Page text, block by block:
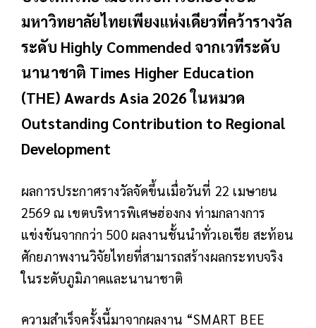
มหาวิทยาลัยไทยเพียงแห่งเดียวที่คว้ารางวัล
ระดับ Highly Commended จากเวทีระดับ
นานาชาติ Times Higher Education
(THE) Awards Asia 2026 ในหมวด
Outstanding Contribution to Regional
Development
ผลการประกาศรางวัลจัดขึ้นเมื่อวันที่ 22 เมษายน
2569 ณ เขตบริหารพิเศษฮ่องกง ท่ามกลางการ
แข่งขันจากกว่า 500 ผลงานชั้นนำทั่วเอเชีย สะท้อน
ศักยภาพงานวิจัยไทยที่สามารถสร้างผลกระทบจริง
ในระดับภูมิภาคและนานาชาติ
ความสำเร็จครั้งนี้มาจากผลงาน “SMART BEE